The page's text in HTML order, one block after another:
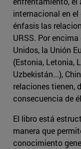
internacional en
énfasis las
URSS. Por
Unidos, la Unión
(Estonia, Letonia,
Uzbekistán...),
relaciones tienen,
consecuencia de
El libro está
manera que
conocimiento